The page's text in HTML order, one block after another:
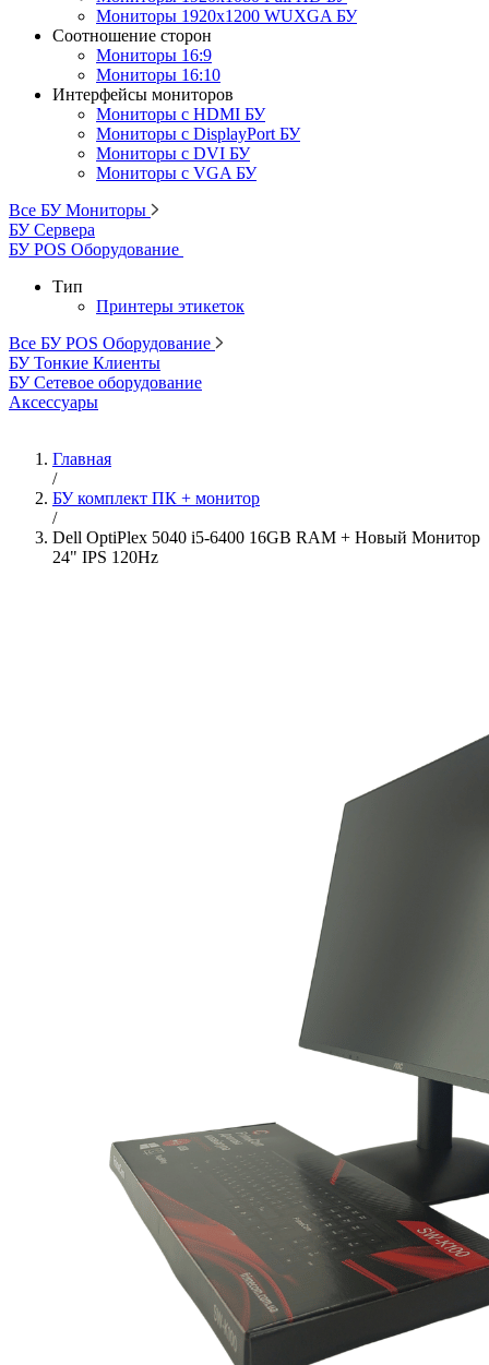
Мониторы 1920x1200 WUXGA БУ
Соотношение сторон
Мониторы 16:9
Мониторы 16:10
Интерфейсы мониторов
Мониторы с HDMI БУ
Мониторы с DisplayPort БУ
Мониторы с DVI БУ
Мониторы с VGA БУ
Все БУ Мониторы
БУ Сервера
БУ POS Оборудование
Тип
Принтеры этикеток
Все БУ POS Оборудование
БУ Тонкие Клиенты
БУ Сетевое оборудование
Аксессуары
Главная
/
БУ комплект ПК + монитор
/
Dell OptiPlex 5040 i5-6400 16GB RAM + Новый Монитор
24" IPS 120Hz